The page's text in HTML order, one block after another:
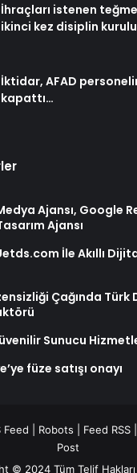
İhraçları istenen
ikinci kez disiplin
İktidar, AFAD
kapattı…
Ajansı, Google
Ajansı
İle Akıllı
Çağında Türk
Sunucu
füze satışı onayı
Feed Robots Feed RSS
Post
© 2024 Tüm Telif Hakları